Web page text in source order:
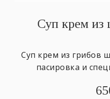
Суп крем из
Суп крем из грибов
пасировка и